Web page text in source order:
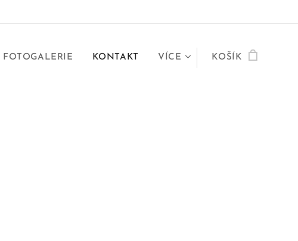
FOTOGALERIE KONTAKT VÍCE KOŠÍK